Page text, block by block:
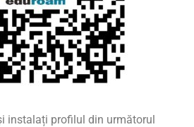
instalați profilul din următorul